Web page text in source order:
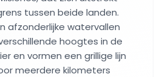
tussen beide landen.
afzonderlijke watervallen
hoogtes in de
en vormen een grillige lijn
meerdere kilometers